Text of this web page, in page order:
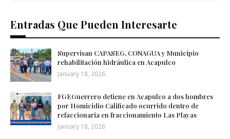
Entradas Que Pueden Interesarte
Supervisan CAPASEG, CONAGUA y Municipio
rehabilitación hidráulica en Acapulco
January 18, 2026
FGEGuerrero detiene en Acapulco a dos hombres
por Homicidio Calificado ocurrido dentro de
refaccionaria en fraccionamiento Las Playas
January 18, 2026